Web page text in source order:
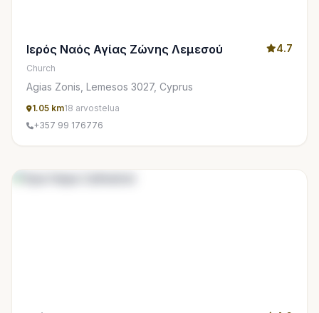
Ιερός Ναός Αγίας Ζώνης Λεμεσού 4.7
Church
Agias Zonis, Lemesos 3027, Cyprus
1.05 km18 arvostelua
+357 99 176776